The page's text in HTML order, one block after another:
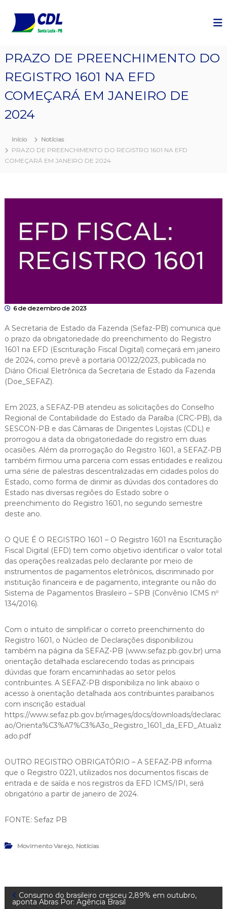
PRAZO DE PREENCHIMENTO DO
REGISTRO 1601 NA EFD
COMEÇARÁ EM JANEIRO DE
2024
Início
Notícias
PRAZO DE PREENCHIMENTO DO REGISTRO 1601 NA EFD
COMEÇARÁ EM JANEIRO DE 2024
6 de dezembro de 2023
A Secretaria de Estado da Fazenda (Sefaz-PB) comunica que
o prazo da obrigatoriedade do preenchimento do Registro
1601 na EFD (Escrituração Fiscal Digital) começará em janeiro
de 2024, como prevê a portaria 00122/2023, publicada no
Diário Oficial Eletrônica da Secretaria de Estado da Fazenda
(Doe_SEFAZ).
Em 2023, a SEFAZ-PB atendeu as solicitações do Conselho
Regional de Contabilidade do Estado da Paraíba (CRC-PB), da
SESCON-PB e das Câmaras de Dirigentes Lojistas (CDL) e
prorrogou a data da obrigatoriedade do registro em duas
ocasiões. Além da prorrogação do Registro 1601, a SEFAZ-PB
também firmou uma parceria com essas entidades e realizou
uma série de palestras descentralizadas em cidades polos do
Estado, como forma de dirimir as dúvidas dos contadores do
Estado nas diversas regiões do Estado sobre o
preenchimento do Registro 1601, no segundo semestre
deste ano.
O QUE É O REGISTRO 1601 – O Registro 1601 na Escrituração
Fiscal Digital (EFD) tem como objetivo identificar o valor total
das operações realizadas pelo declarante por meio de
instrumentos de pagamentos eletrônicos, discriminado por
instituição financeira e de pagamento, integrante ou não do
Sistema de Pagamentos Brasileiro – SPB (Convênio ICMS nº
134/2016).
Com o intuito de simplificar o correto preenchimento do
Registro 1601, o Núcleo de Declarações disponibilizou
também na página da SEFAZ-PB (www.sefaz.pb.gov.br) uma
orientação detalhada esclarecendo todas as principais
dúvidas que foram encaminhadas ao setor pelos
contribuintes. A SEFAZ-PB disponibiliza no link abaixo o
acesso à orientação detalhada aos contribuintes paraibanos
com inscrição estadual
https://www.sefaz.pb.gov.br/images/docs/downloads/declarac
ao/Orienta%C3%A7%C3%A3o_Registro_1601_da_EFD_Atualiz
ado.pdf
OUTRO REGISTRO OBRIGATÓRIO – A SEFAZ-PB informa
que o Registro 0221, utilizados nos documentos fiscais de
entrada e de saída e nos registros da EFD ICMS/IPI, será
obrigatório a partir de janeiro de 2024.
FONTE: Sefaz PB
Movimento Varejo, Notícias
N Consumo do brasileiro cresceu 2,89% em outubro,
aponta Abras Por: Agência Brasil